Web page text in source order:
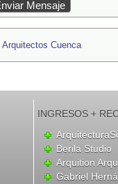
Arquitectos Cuenca
INGRESOS +
Berila Studio
Arquition
Gabriel